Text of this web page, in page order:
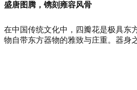
盛唐图腾，镌刻雍容风骨
在中国传统文化中，四瓣花是极具东
物自带东方器物的雅致与庄重。器身